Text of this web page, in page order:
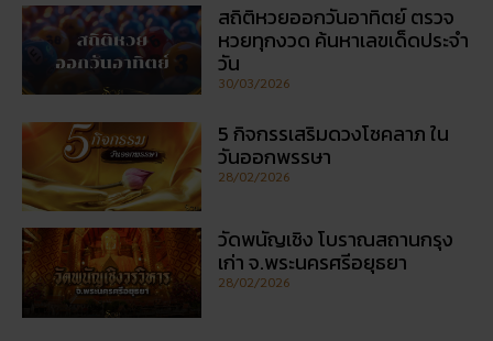
สถิติหวยออกวันอาทิตย์ ตรวจ
หวยทุกงวด ค้นหาเลขเด็ดประจำ
วัน
30/03/2026
5 กิจกรรเสริมดวงโชคลาภ ใน
วันออกพรรษา
28/02/2026
วัดพนัญเชิง โบราณสถานกรุง
เก่า จ.พระนครศรีอยุธยา
28/02/2026